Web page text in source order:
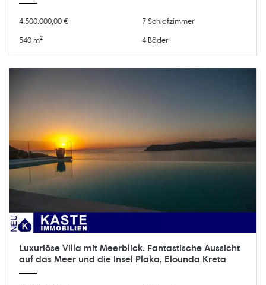
4.500.000,00 €
540 m²
7 Schlafzimmer
4 Bäder
Luxuriöse Villa mit Meerblick. Fantastische Aussicht
auf das Meer und die Insel Plaka, Elounda Kreta